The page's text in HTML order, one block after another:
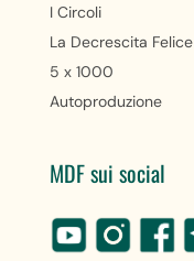
I Circoli
La Decrescita Felice
5 x 1000
Autoproduzione
MDF sui social